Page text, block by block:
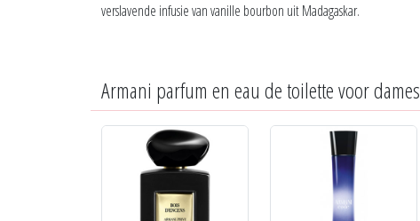
verslavende infusie van vanille bourbon uit Madagaskar.
Armani parfum en eau de toilette voor dames